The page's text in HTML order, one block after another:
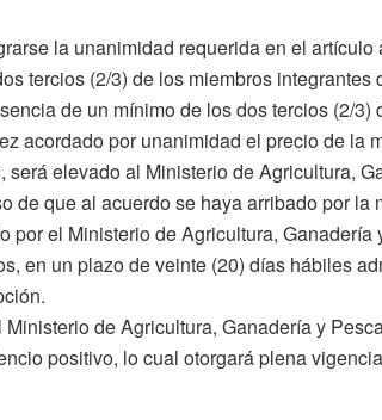
la unanimidad requerida en el artículo
tercios (2/3) de los miembros integrantes
de un mínimo de los dos tercios (2/3)
acordado por unanimidad el precio de la
elevado al Ministerio de Agricultura,
de que al acuerdo se haya arribado por la
por el Ministerio de Agricultura, Ganadería
en un plazo de veinte (20) días hábiles
de Agricultura, Ganadería y
positivo, lo cual otorgará plena